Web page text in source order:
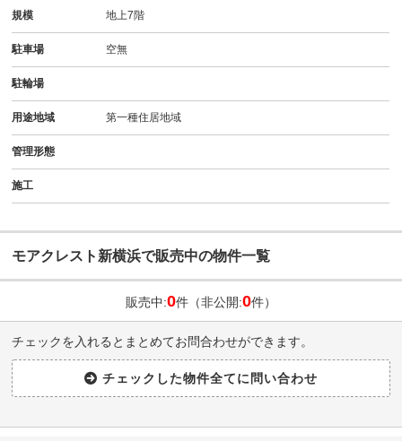
規模 地上7階
駐車場 空無
駐輪場
用途地域 第一種住居地域
管理形態
施工
モアクレスト新横浜で販売中の物件一覧
販売中:0件（非公開:0件）
チェックを入れるとまとめてお問合わせができます。